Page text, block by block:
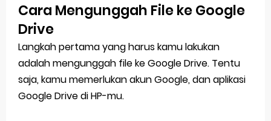
Cara Mengunggah File ke Google
Drive
Langkah pertama yang harus kamu lakukan
adalah mengunggah file ke Google Drive. Tentu
saja, kamu memerlukan akun Google, dan aplikasi
Google Drive di HP-mu.